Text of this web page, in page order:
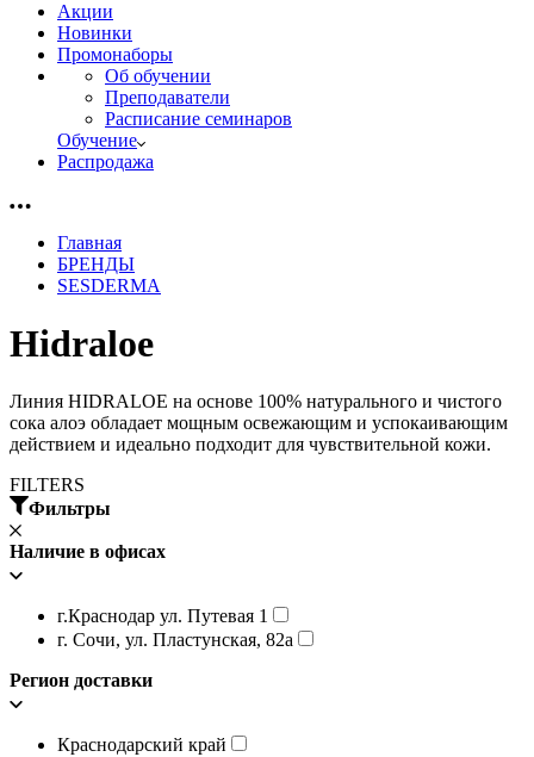
Акции
Новинки
Промонаборы
Об обучении
Преподаватели
Расписание семинаров
Обучение
Распродажа
Главная
БРЕНДЫ
SESDERMA
Hidraloe
Линия HIDRALOE на основе 100% натурального и чистого
сока алоэ обладает мощным освежающим и успокаивающим
действием и идеально подходит для чувствительной кожи.
FILTERS
Фильтры
Наличие в офисах
г.Краснодар ул. Путевая 1
г. Сочи, ул. Пластунская, 82а
Регион доставки
Краснодарский край